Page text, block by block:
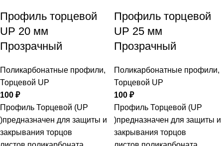
Профиль торцевой
UP 20 мм
Прозрачный
Поликарбонатные профили,
Торцевой UP
100 ₽
Профиль Торцевой (UP
)предназначен для защиты и
закрывания торцов
Профиль торцевой
UP 25 мм
Прозрачный
Поликарбонатные профили,
Торцевой UP
100 ₽
Профиль Торцевой (UP
)предназначен для защиты и
закрывания торцов